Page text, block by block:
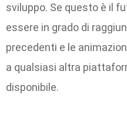
sviluppo. Se questo è il
essere in grado di
precedenti e le
a qualsiasi altra
disponibile.